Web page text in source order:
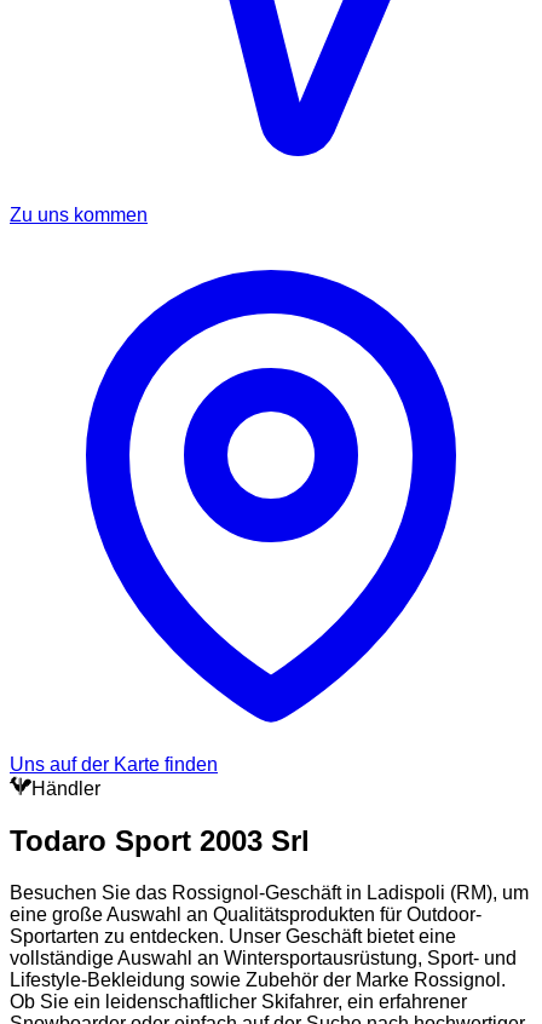
Zu uns kommen
Uns auf der Karte finden
Händler
Todaro Sport 2003 Srl
Besuchen Sie das Rossignol-Geschäft in Ladispoli (RM), um
eine große Auswahl an Qualitätsprodukten für Outdoor-
Sportarten zu entdecken. Unser Geschäft bietet eine
vollständige Auswahl an Wintersportausrüstung, Sport- und
Lifestyle-Bekleidung sowie Zubehör der Marke Rossignol.
Ob Sie ein leidenschaftlicher Skifahrer, ein erfahrener